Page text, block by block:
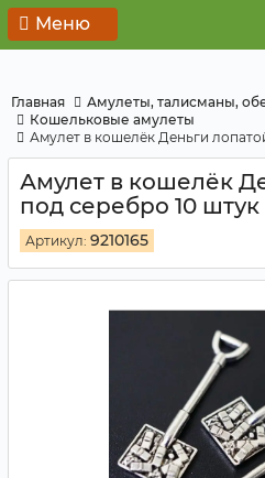
Меню
Главная
Амулеты, талисманы,
Кошельковые амулеты
Амулет в кошелёк Деньги
Амулет в кошелёк
под серебро 10 штук
Артикул: 9210165